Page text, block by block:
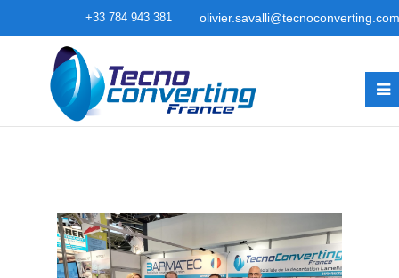
+33 784 943 381 olivier.savalli@tecnoconverting.com